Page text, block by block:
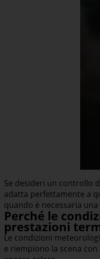
Se desideri un controllo
adatta perfettamente a
quando è necessaria
Perché le
prestazioni
Le condizioni
e riempiono la scena